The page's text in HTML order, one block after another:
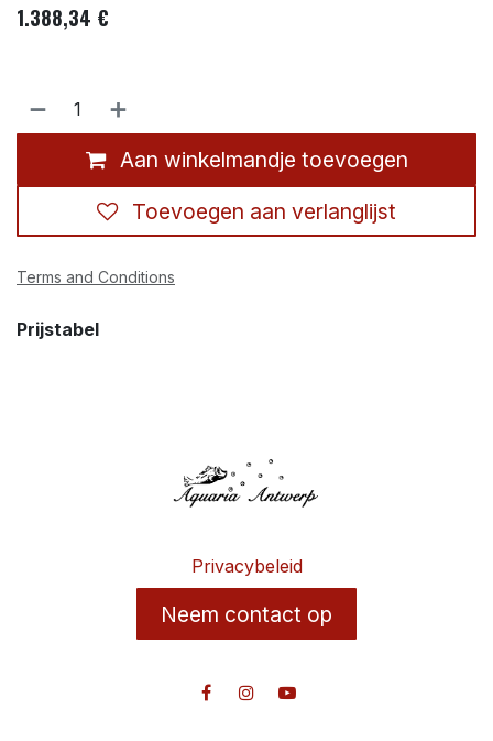
1.388,34 €
Aan winkelmandje toevoegen
Toevoegen aan verlanglijst
Terms and Conditions
Prijstabel
Privacybeleid
Neem contact op